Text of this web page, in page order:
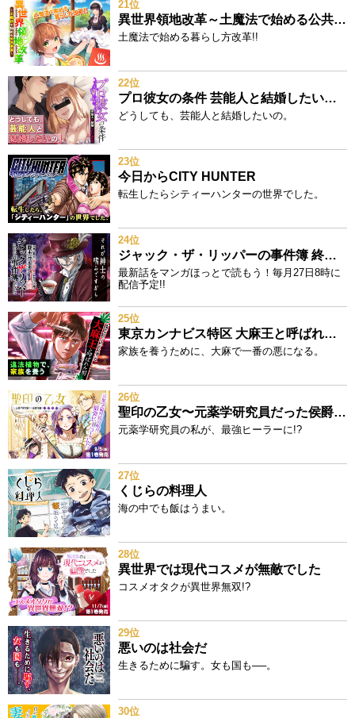
21位
異世界領地改革～土魔法で始める公共事業～
土魔法で始める暮らし方改革!!
22位
プロ彼女の条件 芸能人と結婚したい女たち
どうしても、芸能人と結婚したいの。
23位
今日からCITY HUNTER
転生したらシティーハンターの世界でした。
24位
ジャック・ザ・リッパーの事件簿 終末のワルキューレ奇譚
最新話をマンガほっとで読もう！毎月27日8時に
配信予定!!
25位
東京カンナビス特区 大麻王と呼ばれた男
家族を養うために、大麻で一番の悪になる。
26位
聖印の乙女〜元薬学研究員だった侯爵令嬢は婚約辞退してハイヒーラーを目指します～
元薬学研究員の私が、最強ヒーラーに!?
27位
くじらの料理人
海の中でも飯はうまい。
28位
異世界では現代コスメが無敵でした
コスメオタクが異世界無双!?
29位
悪いのは社会だ
生きるために騙す。女も国も──。
30位